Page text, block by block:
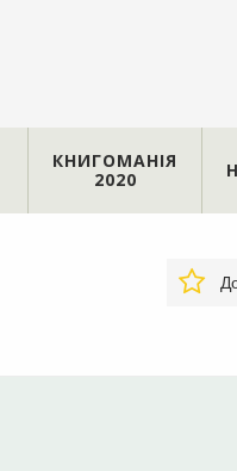
КНИГОМАНІЯ
2020